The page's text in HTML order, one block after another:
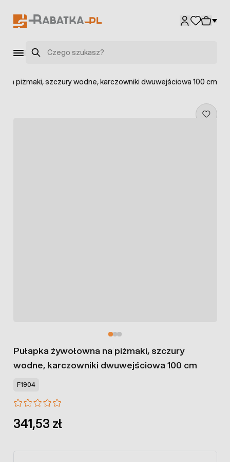
Szukaj
na piżmaki, szczury wodne, karczowniki dwuwejściowa 100 cm
Pułapka żywołowna na piżmaki, szczury
wodne, karczowniki dwuwejściowa 100 cm
F1904
341,53 zł